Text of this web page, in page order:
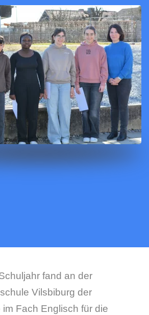
fand an der
Vilsbiburg der
Fach Englisch für die